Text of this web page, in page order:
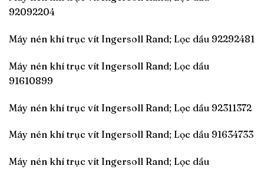
92092204
Máy nén khí trục vít Ingersoll Rand; Lọc dầu 92292481
Máy nén khí trục vít Ingersoll Rand; Lọc dầu
91610899
Máy nén khí trục vít Ingersoll Rand; Lọc dầu 92311372
Máy nén khí trục vít Ingersoll Rand; Lọc dầu 91634733
Máy nén khí trục vít Ingersoll Rand; Lọc dầu